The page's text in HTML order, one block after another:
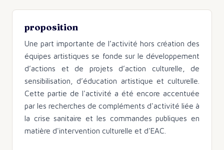
proposition
Une part importante de l’activité hors création des
équipes artistiques se fonde sur le développement
d’actions et de projets d’action culturelle, de
sensibilisation, d’éducation artistique et culturelle.
Cette partie de l'activité a été encore accentuée
par les recherches de compléments d'activité liée à
la crise sanitaire et les commandes publiques en
matière d'intervention culturelle et d'EAC.